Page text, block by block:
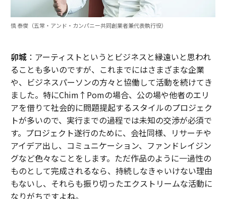
慎 泰俊（五常・アンド・カンパニー共同創業者兼代表執行役）
卯城：アーティストというとビジネスと縁遠いと思われ
ることも多いのですが、これまでにはさまざまな企業
や、ビジネスパーソンの方々と協働して活動を続けてき
ました。特にChim↑Pomの場合、公の場や他者のエリ
アを借りて社会的に問題提起するスタイルのプロジェク
トが多いので、実行までの過程では未知の交渉が必須で
す。プロジェクト遂行のために、会社同様、リサーチや
アイデア出し、コミュニケーション、ファンドレイジン
グなど色々なことをします。ただ作品のように一過性の
ものとして完成されるなら、持続しなきゃいけない理由
もないし、それらも振り切ったエクストリームな活動に
なりがちですよね。